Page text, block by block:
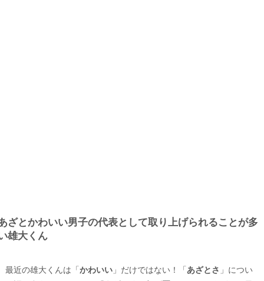
ざとかわいい男子の代表として取り上げられることが多
雄大くん
最近の雄大くんは「 かわいい」だけではない！「 あざとさ 」につい